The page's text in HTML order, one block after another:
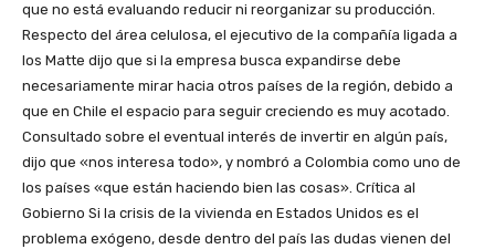
que no está evaluando reducir ni reorganizar su producción.
Respecto del área celulosa, el ejecutivo de la compañía ligada a
los Matte dijo que si la empresa busca expandirse debe
necesariamente mirar hacia otros países de la región, debido a
que en Chile el espacio para seguir creciendo es muy acotado.
Consultado sobre el eventual interés de invertir en algún país,
dijo que «nos interesa todo», y nombró a Colombia como uno de
los países «que están haciendo bien las cosas». Crítica al
Gobierno Si la crisis de la vivienda en Estados Unidos es el
problema exógeno, desde dentro del país las dudas vienen del